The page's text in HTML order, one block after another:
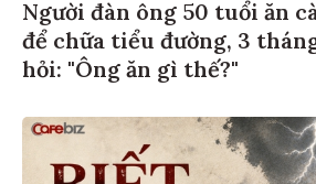
Người đàn ông 50 tuổi ăn
để chữa tiểu đường, 3
hỏi: "Ông ăn gì thế?"